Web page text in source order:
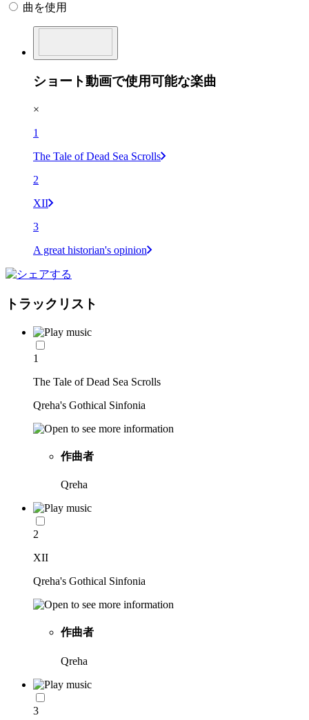
曲を使用
ショート動画で使用可能な楽曲
×
1
The Tale of Dead Sea Scrolls
2
XII
3
A great historian's opinion
トラックリスト
1
The Tale of Dead Sea Scrolls
Qreha's Gothical Sinfonia
作曲者
Qreha
2
XII
Qreha's Gothical Sinfonia
作曲者
Qreha
3